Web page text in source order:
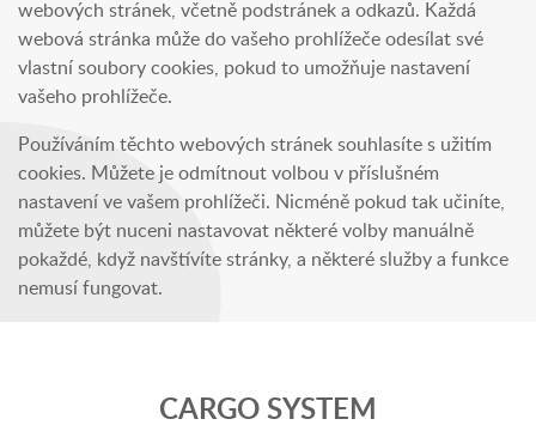
webových stránek, včetně podstránek a odkazů. Každá
webová stránka může do vašeho prohlížeče odesílat své
vlastní soubory cookies, pokud to umožňuje nastavení
vašeho prohlížeče.
Používáním těchto webových stránek souhlasíte s užitím
cookies. Můžete je odmítnout volbou v příslušném
nastavení ve vašem prohlížeči. Nicméně pokud tak učiníte,
můžete být nuceni nastavovat některé volby manuálně
pokaždé, když navštívíte stránky, a některé služby a funkce
nemusí fungovat.
CARGO SYSTEM